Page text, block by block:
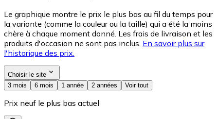
Le graphique montre le prix le plus bas au fil du temps pour
la variante (comme la couleur ou la taille) qui a été la moins
chère à chaque moment donné. Les frais de livraison et les
produits d'occasion ne sont pas inclus. En savoir plus sur
l'historique des prix.
Choisir le site
3 mois
6 mois 1 année 2 années Voir tout
Prix neuf le plus bas actuel